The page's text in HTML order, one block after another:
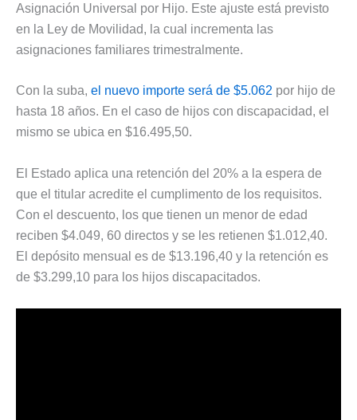
Asignación Universal por Hijo. Este ajuste está previsto
en la Ley de Movilidad, la cual incrementa las
asignaciones familiares trimestralmente.
Con la suba, el nuevo importe será de $5.062 por hijo de
hasta 18 años. En el caso de hijos con discapacidad, el
mismo se ubica en $16.495,50.
El Estado aplica una retención del 20% a la espera de
que el titular acredite el cumplimento de los requisitos.
Con el descuento, los que tienen un menor de edad
reciben $4.049, 60 directos y se les retienen $1.012,40.
El depósito mensual es de $13.196,40 y la retención es
de $3.299,10 para los hijos discapacitados.